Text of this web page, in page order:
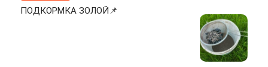
ПОДКОРМКА ЗОЛОЙ📌